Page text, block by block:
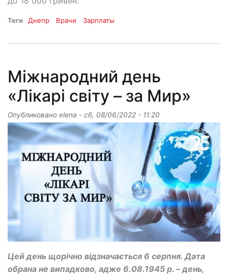
Теги Днепр Врачи Зарплаты
Міжнародний день
«Лікарі світу – за Мир»
Опубликовано elena - сб, 08/06/2022 - 11:20
Цей день щорічно відзначається 6 серпня. Дата
обрана не випадково, адже 6.08.1945 р. – день,